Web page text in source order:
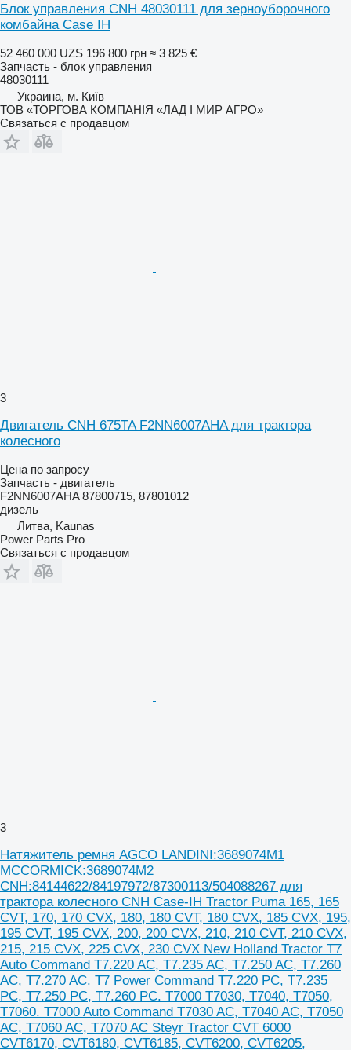
Блок управления CNH 48030111 для зерноуборочного
комбайна Case IH
52 460 000 UZS 196 800 грн ≈ 3 825 €
Запчасть - блок управления
48030111
Украина, м. Київ
ТОВ «ТОРГОВА КОМПАНІЯ «ЛАД І МИР АГРО»
Связаться с продавцом
3
Двигатель CNH 675TA F2NN6007AHA для трактора
колесного
Цена по запросу
Запчасть - двигатель
F2NN6007AHA 87800715, 87801012
дизель
Литва, Kaunas
Power Parts Pro
Связаться с продавцом
3
Натяжитель ремня AGCO LANDINI:3689074M1
MCCORMICK:3689074M2
CNH:84144622/84197972/87300113/504088267 для
трактора колесного CNH Case-IH Tractor Puma 165, 165
CVT, 170, 170 CVX, 180, 180 CVT, 180 CVX, 185 CVX, 195,
195 CVT, 195 CVX, 200, 200 CVX, 210, 210 CVT, 210 CVX,
215, 215 CVX, 225 CVX, 230 CVX New Holland Tractor T7
Auto Command T7.220 AC, T7.235 AC, T7.250 AC, T7.260
AC, T7.270 AC. T7 Power Command T7.220 PC, T7.235
PC, T7.250 PC, T7.260 PC. T7000 T7030, T7040, T7050,
T7060. T7000 Auto Command T7030 AC, T7040 AC, T7050
AC, T7060 AC, T7070 AC Steyr Tractor CVT 6000
CVT6170, CVT6180, CVT6185, CVT6200, CVT6205,